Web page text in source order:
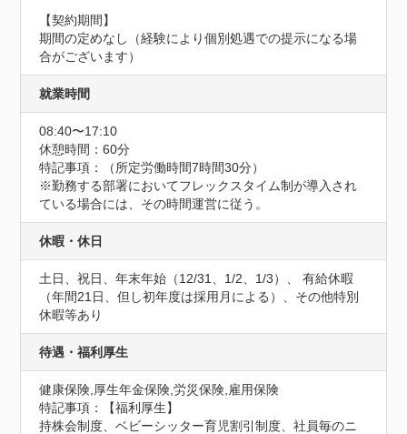
【契約期間】
期間の定めなし（経験により個別処遇での提示になる場
合がございます）
就業時間
08:40〜17:10
休憩時間：60分
特記事項：（所定労働時間7時間30分）
※勤務する部署においてフレックスタイム制が導入され
ている場合には、その時間運営に従う。
休暇・休日
土日、祝日、年末年始（12/31、1/2、1/3）、 有給休暇
（年間21日、但し初年度は採用月による）、その他特別
休暇等あり
待遇・福利厚生
健康保険,厚生年金保険,労災保険,雇用保険
特記事項：【福利厚生】
持株会制度、ベビーシッター育児割引制度、社員毎のニ